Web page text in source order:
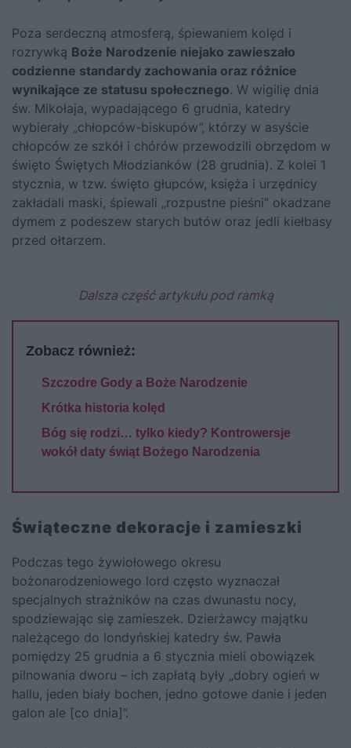
Poza serdeczną atmosferą, śpiewaniem kolęd i
rozrywką Boże Narodzenie niejako zawieszało
codzienne standardy zachowania oraz różnice
wynikające ze statusu społecznego. W wigilię dnia
św. Mikołaja, wypadającego 6 grudnia, katedry
wybierały „chłopców-biskupów”, którzy w asyście
chłopców ze szkół i chórów przewodzili obrzędom w
święto Świętych Młodzianków (28 grudnia). Z kolei 1
stycznia, w tzw. święto głupców, księża i urzędnicy
zakładali maski, śpiewali „rozpustne pieśni” okadzane
dymem z podeszew starych butów oraz jedli kiełbasy
przed ołtarzem.
Dalsza część artykułu pod ramką
Zobacz również:
Szczodre Gody a Boże Narodzenie
Krótka historia kolęd
Bóg się rodzi… tylko kiedy? Kontrowersje
wokół daty świąt Bożego Narodzenia
Świąteczne dekoracje i zamieszki
Podczas tego żywiołowego okresu
bożonarodzeniowego lord często wyznaczał
specjalnych strażników na czas dwunastu nocy,
spodziewając się zamieszek. Dzierżawcy majątku
należącego do londyńskiej katedry św. Pawła
pomiędzy 25 grudnia a 6 stycznia mieli obowiązek
pilnowania dworu – ich zapłatą były „dobry ogień w
hallu, jeden biały bochen, jedno gotowe danie i jeden
galon ale [co dnia]”.